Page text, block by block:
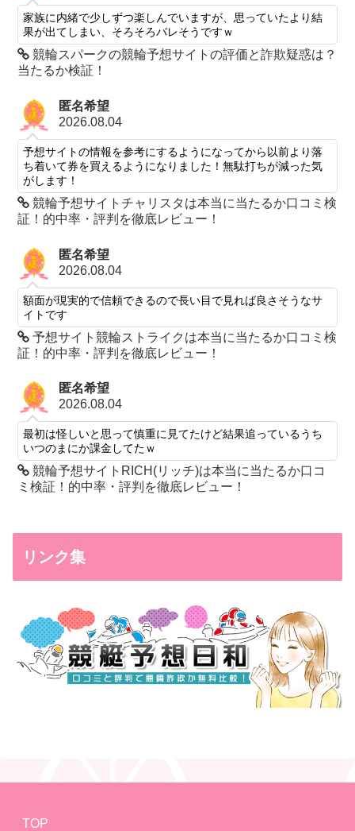
家族に内緒で少しずつ楽しんでいますが、思っていたより結
果が出てしまい、そろそろバレそうですｗ
競輪スパークの競輪予想サイトの評価と詐欺疑惑は？
当たるか検証！
匿名希望
2026.08.04
予想サイトの情報を参考にするようになってから以前より落
ち着いて券を買えるようになりました！無駄打ちが減った気
がします！
競輪予想サイトチャリスタは本当に当たるか口コミ検
証！的中率・評判を徹底レビュー！
匿名希望
2026.08.04
額面が現実的で信頼できるので長い目で見れば良さそうなサ
イトです
予想サイト競輪ストライクは本当に当たるか口コミ検
証！的中率・評判を徹底レビュー！
匿名希望
2026.08.04
最初は怪しいと思って慎重に見てたけど結果追っているうち
いつのまにか課金してたｗ
競輪予想サイトRICH(リッチ)は本当に当たるか口コ
ミ検証！的中率・評判を徹底レビュー！
リンク集
TOP